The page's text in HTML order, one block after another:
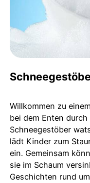
Willkommen zu
bei dem Enten
Schneegestöber
lädt Kinder zum
ein. Gemeinsam
sie im Schaum
Geschichten rund